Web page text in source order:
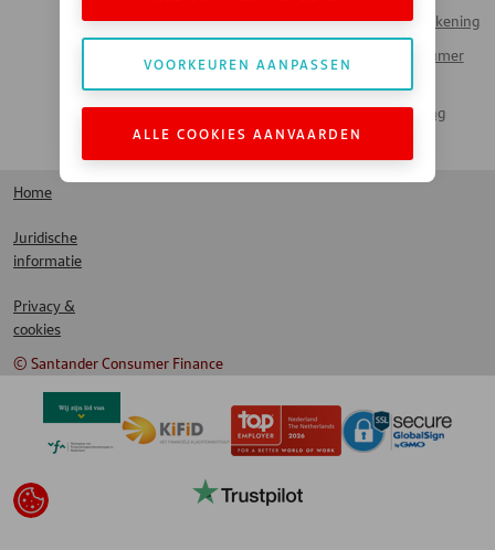
Money Talks
Inloggen Mijn Rekening
Santander Consumer
Santander Leasing
Home
Juridische
informatie
Privacy &
cookies
© Santander Consumer Finance
VOORKEUREN AANPASSEN
ALLE COOKIES AANVAARDEN